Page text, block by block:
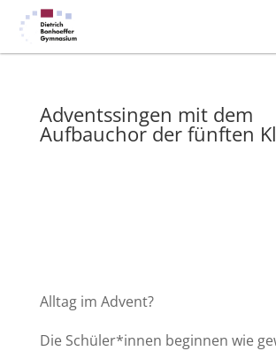
Adventssingen mit dem
Aufbauchor der fünften
Alltag im Advent?
Die Schüler*innen beginnen wie